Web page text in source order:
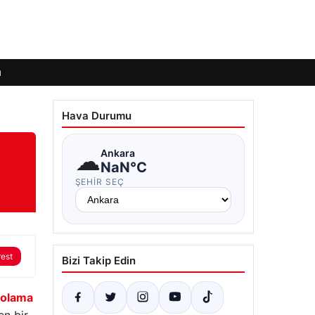
Hava Durumu
☁Ankara
NaN°C
ŞEHIR SEÇ
Bizi Takip Edin